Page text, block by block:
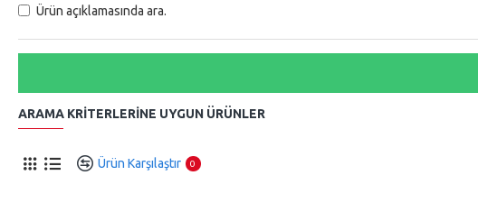
Ürün açıklamasında ara.
ARAMA KRITERLERINE UYGUN ÜRÜNLER
Ürün Karşılaştır 0